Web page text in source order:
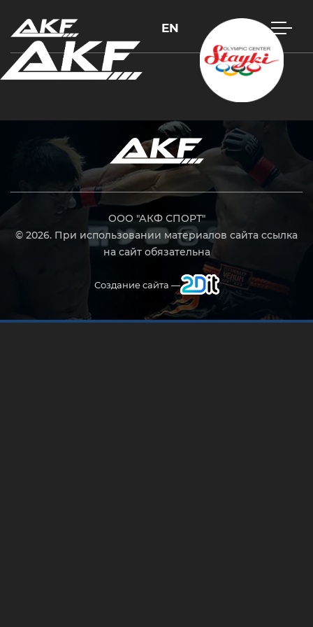
EN
ООО "АКФ СПОРТ"
© 2026. При использовании материалов сайта ссылка
на сайт обязательна
Создание сайта —
Нажмите Enter для поиска или Esc, чтобы закрыть